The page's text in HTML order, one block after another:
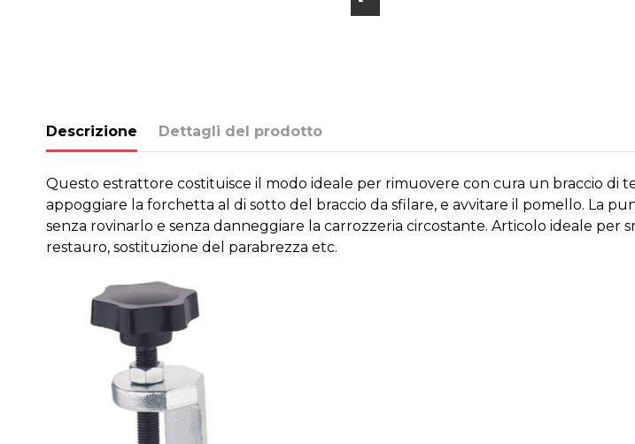
Descrizione Dettagli del prodotto
Questo estrattore costituisce il modo ideale per rimuovere con cura un braccio di
appoggiare la forchetta al di sotto del braccio da sfilare, e avvitare il pomello. La
senza rovinarlo e senza danneggiare la carrozzeria circostante. Articolo ideale
restauro, sostituzione del parabrezza etc.